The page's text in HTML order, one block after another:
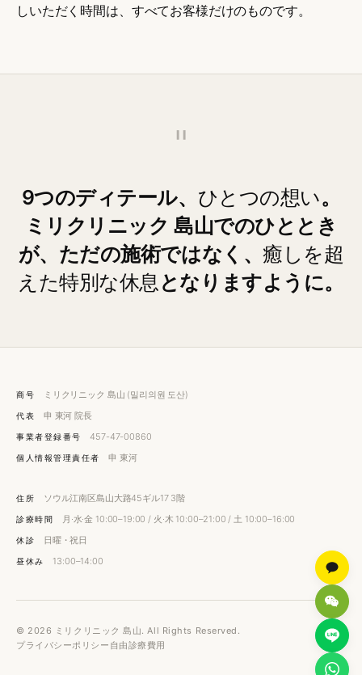
しいただく時間は、すべてお客様だけのものです。
"
9つのディテール、 ひとつの想い。
ミリクリニック 島山でのひととき
が、ただの施術ではなく、癒しを超
えた特別な休息 となりますように。
商号 ミリクリニック 島山 (밀리의원 도산)
代表 申 東河 院長
事業者登録番号 457-47-00860
個人情報管理責任者 申 東河
住所 ソウル江南区島山大路45ギル17 3階
診療時間 月·水·金 10:00–19:00 / 火·木 10:00–21:00 / 土 10:00–16:00
休診 日曜・祝日
昼休み 13:00–14:00
© 2026 ミリクリニック 島山. All Rights Reserved.
プライバシーポリシー 自由診療費用